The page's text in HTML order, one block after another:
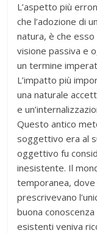
L’aspetto più
che l’adozione di
natura, è che
visione passiva e
un termine
L’impatto più
una naturale
e
Questo antico
soggettivo era al
oggettivo fu
inesistente. Il
temporanea,
prescrivevano
buona
esistenti veniva